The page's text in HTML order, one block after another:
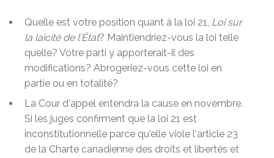
Quelle est votre position quant à la loi 21, Loi sur
la laïcité de l'État? Maintiendriez-vous la loi telle
quelle? Votre parti y apporterait-il des
modifications? Abrogeriez-vous cette loi en
partie ou en totalité?
La Cour d'appel entendra la cause en novembre.
Si les juges confirment que la loi 21 est
inconstitutionnelle parce qu'elle viole l'article 23
de la Charte canadienne des droits et libertés et